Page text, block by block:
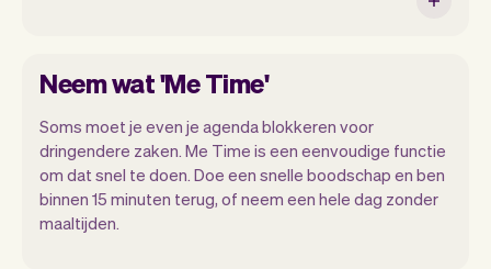
Neem wat 'Me Time'
Soms moet je even je agenda blokkeren voor
dringendere zaken. Me Time is een eenvoudige functie
om dat snel te doen. Doe een snelle boodschap en ben
binnen 15 minuten terug, of neem een hele dag zonder
maaltijden.